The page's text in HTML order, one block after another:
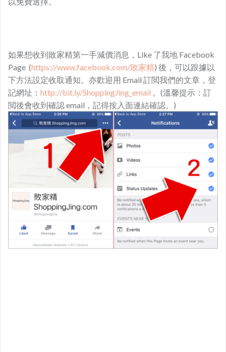
如果想收到敗家精第一手減價消息，Like 了我地 Facebook
Page (https://www.facebook.com/敗家精) 後，可以跟據以
下方法設定收取通知。亦歡迎用 Email 訂閲我們的文章，登
記網址： http://bit.ly/ShoppingJing_email 。(溫馨提示：訂
閲後會收到確認 email，記得按入面連結確認。)